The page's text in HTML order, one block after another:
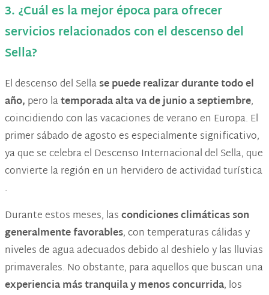
3. ¿Cuál es la mejor época para ofrecer
servicios relacionados con el descenso del
Sella?
El descenso del Sellase puede realizar durante todo el
año, pero latemporada alta va de junio a septiembre,
coincidiendo con las vacaciones de verano en Europa. El
primer sábado de agosto es especialmente significativo,
ya que se celebra el Descenso Internacional del Sella, que
convierte la región en un hervidero de actividad turística​
.
Durante estos meses, lascondiciones climáticas son
generalmente favorables, con temperaturas cálidas y
niveles de agua adecuados debido al deshielo y las lluvias
primaverales. No obstante, para aquellos que buscan una
experiencia más tranquila y menos concurrida, los